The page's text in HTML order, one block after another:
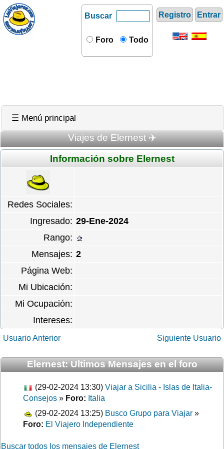
Registro Entrar
Buscar
Foro Todo
☰ Menú principal
Viajes de Elernest ✈️
Información sobre Elernest
Redes Sociales:
Ingresado: 29-Ene-2024
Rango:
Mensajes: 2
Página Web:
Mi Ubicación:
Mi Ocupación:
Intereses:
Usuario Anterior Siguiente Usuario
Elernest: Ultimos Mensajes en el foro
(29-02-2024 13:30) Viajar a Sicilia - Islas de Italia-
Consejos » Foro: Italia
(29-02-2024 13:25) Busco Grupo para Viajar »
Foro: El Viajero Independiente
Buscar todos los mensajes de Elernest